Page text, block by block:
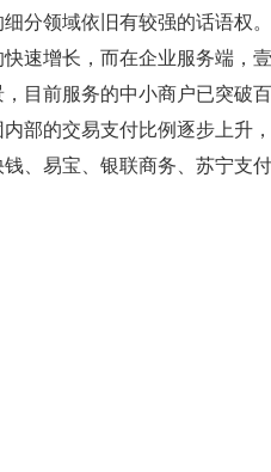
分领域依旧有较强的话语权
速增长，而在企业服务端，
目前服务的中小商户已突破
部的交易支付比例逐步上升
、易宝、银联商务、苏宁支